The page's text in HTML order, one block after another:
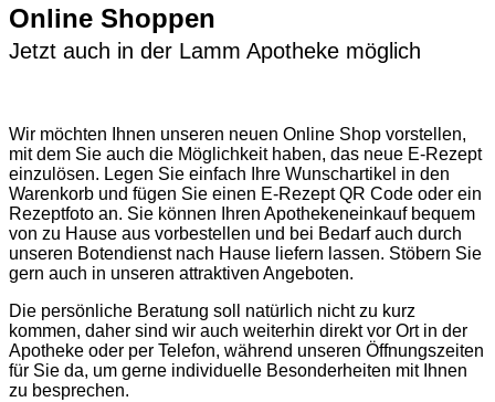
Online Shoppen
Jetzt auch in der Lamm Apotheke möglich
Wir möchten Ihnen unseren neuen Online Shop vorstellen,
mit dem Sie auch die Möglichkeit haben, das neue E-Rezept
einzulösen. Legen Sie einfach Ihre Wunschartikel in den
Warenkorb und fügen Sie einen E-Rezept QR Code oder ein
Rezeptfoto an. Sie können Ihren Apothekeneinkauf bequem
von zu Hause aus vorbestellen und bei Bedarf auch durch
unseren Botendienst nach Hause liefern lassen. Stöbern Sie
gern auch in unseren attraktiven Angeboten.
Die persönliche Beratung soll natürlich nicht zu kurz
kommen, daher sind wir auch weiterhin direkt vor Ort in der
Apotheke oder per Telefon, während unseren Öffnungszeiten
für Sie da, um gerne individuelle Besonderheiten mit Ihnen
zu besprechen.